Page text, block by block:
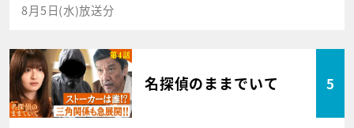
8月5日(水)放送分
名探偵のままでいて 5